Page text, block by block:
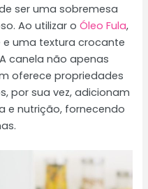
ser uma sobremesa
Ao utilizar oÓleo Fula,
uma textura crocante
canela não apenas
oferece propriedades
por sua vez, adicionam
e nutrição, fornecendo